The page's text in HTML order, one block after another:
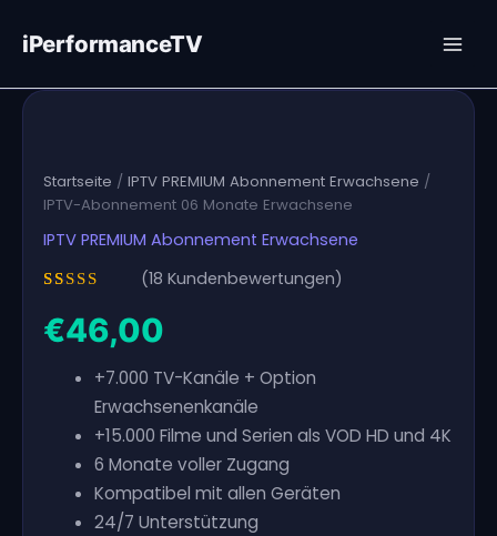
InhaltiPerformanceTV
Startseite /IPTV PREMIUM Abonnement Erwachsene /
IPTV-Abonnement 06 Monate Erwachsene
IPTV PREMIUM Abonnement Erwachsene
mit5.00
von 5,
basierend
Kundenbewertungen
(18 Kundenbewertungen)
€46,00
+7.000 TV-Kanäle + Option
Erwachsenenkanäle
+15.000 Filme und Serien als VOD HD und 4K
6 Monate voller Zugang
Kompatibel mit allen Geräten
24/7 Unterstützung